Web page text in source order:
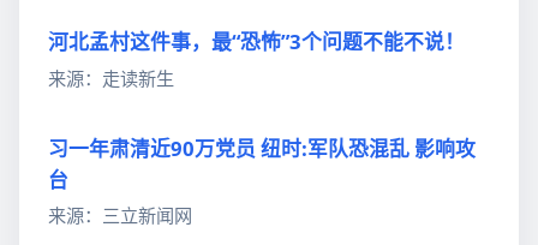
河北孟村这件事，最“恐怖”3个问题不能不说！
来源：走读新生
习一年肃清近90万党员 纽时:军队恐混乱 影响攻
台
来源：三立新闻网